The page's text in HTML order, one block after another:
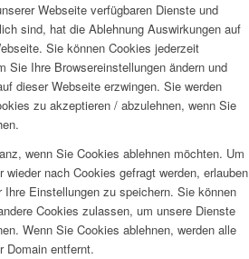
Webseite verfügbaren Dienste und
sind, hat die Ablehnung Auswirkungen auf
Sie können Cookies jederzeit
Sie Ihre Browsereinstellungen ändern und
dieser Webseite erzwingen. Sie werden
zu akzeptieren / abzulehnen, wenn Sie
wenn Sie Cookies ablehnen möchten. Um
nach Cookies gefragt werden, erlauben
Einstellungen zu speichern. Sie können
Cookies zulassen, um unsere Dienste
Wenn Sie Cookies ablehnen, werden alle
Domain entfernt.